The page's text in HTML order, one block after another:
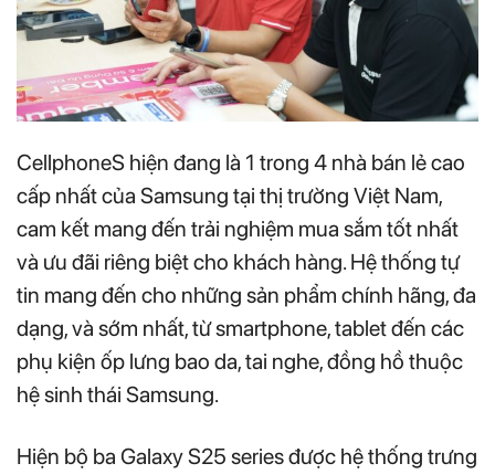
CellphoneS hiện đang là 1 trong 4 nhà bán lẻ cao
cấp nhất của Samsung tại thị trường Việt Nam,
cam kết mang đến trải nghiệm mua sắm tốt nhất
và ưu đãi riêng biệt cho khách hàng. Hệ thống tự
tin mang đến cho những sản phẩm chính hãng, đa
dạng, và sớm nhất, từ smartphone, tablet đến các
phụ kiện ốp lưng bao da, tai nghe, đồng hồ thuộc
hệ sinh thái Samsung.
Hiện bộ ba Galaxy S25 series được hệ thống trưng